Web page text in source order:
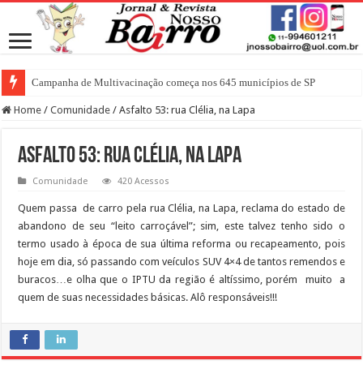
Campanha de Multivacinação começa nos 645 municípios de SP
Home / Comunidade / Asfalto 53: rua Clélia, na Lapa
Asfalto 53: rua Clélia, na Lapa
Comunidade 420 Acessos
Quem passa de carro pela rua Clélia, na Lapa, reclama do estado de
abandono de seu “leito carroçável”; sim, este talvez tenho sido o
termo usado à época de sua última reforma ou recapeamento, pois
hoje em dia, só passando com veículos SUV 4×4 de tantos remendos e
buracos…e olha que o IPTU da região é altíssimo, porém muito a
quem de suas necessidades básicas. Alô responsáveis!!!